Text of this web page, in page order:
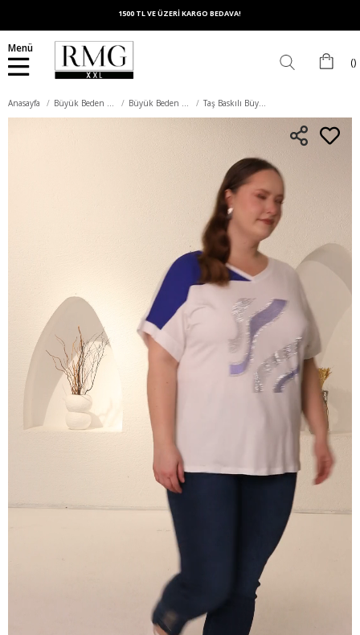
1500 TL VE ÜZERİ KARGO BEDAVA!
Menü
Anasayfa Büyük Beden Üst Giyim Büyük Beden Tişört Taş Baskılı Büyük Beden Garnili Tişört Ekrusaks